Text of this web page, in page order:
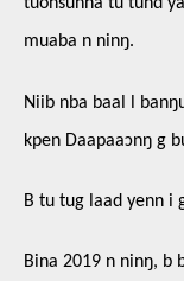
tuonsunna tu tund
muaba n ninŋ.
Niib nba baal l
kpen Daapaaɔnŋ g
B tu tug laad yenn i
Bina 2019 n ninŋ, b